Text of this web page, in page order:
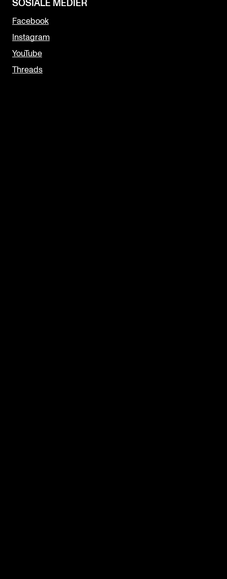
SOSIALE MEDIER
Facebook
Instagram
YouTube
Threads